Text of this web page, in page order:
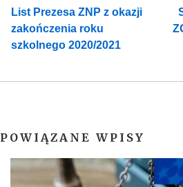
List Prezesa ZNP z okazji
zakończenia roku
szkolnego 2020/2021
POWIĄZANE WPISY